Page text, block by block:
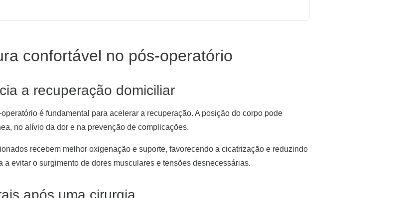
confortável no pós-operatório
a recuperação domiciliar
é fundamental para acelerar a recuperação. A posição do corpo pode
no alívio da dor e na prevenção de complicações.
recebem melhor oxigenação e suporte, favorecendo a cicatrização e reduzindo
evitar o surgimento de dores musculares e tensões desnecessárias.
após uma cirurgia